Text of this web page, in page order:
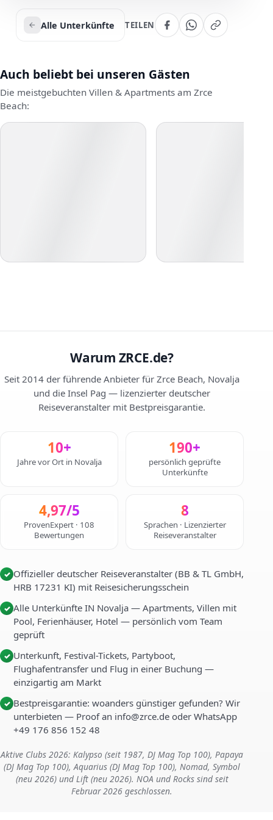
Alle Unterkünfte TEILEN
Auch beliebt bei unseren Gästen
Die meistgebuchten Villen & Apartments am Zrce
Beach:
Warum ZRCE.de?
Seit 2014 der führende Anbieter für Zrce Beach, Novalja
und die Insel Pag — lizenzierter deutscher
Reiseveranstalter mit Bestpreisgarantie.
10+
Jahre vor Ort in Novalja
190+
persönlich geprüfte
Unterkünfte
4,97/5
ProvenExpert · 108
Bewertungen
8
Sprachen · Lizenzierter
Reiseveranstalter
✓ Offizieller deutscher Reiseveranstalter (BB & TL GmbH,
HRB 17231 KI) mit Reisesicherungsschein
✓ Alle Unterkünfte IN Novalja — Apartments, Villen mit
Pool, Ferienhäuser, Hotel — persönlich vom Team
geprüft
✓ Unterkunft, Festival-Tickets, Partyboot,
Flughafentransfer und Flug in einer Buchung —
einzigartig am Markt
✓ Bestpreisgarantie: woanders günstiger gefunden? Wir
unterbieten — Proof an info@zrce.de oder WhatsApp
+49 176 856 152 48
Aktive Clubs 2026: Kalypso (seit 1987, DJ Mag Top 100), Papaya
(DJ Mag Top 100), Aquarius (DJ Mag Top 100), Nomad, Symbol
(neu 2026) und Lift (neu 2026). NOA und Rocks sind seit
Februar 2026 geschlossen.